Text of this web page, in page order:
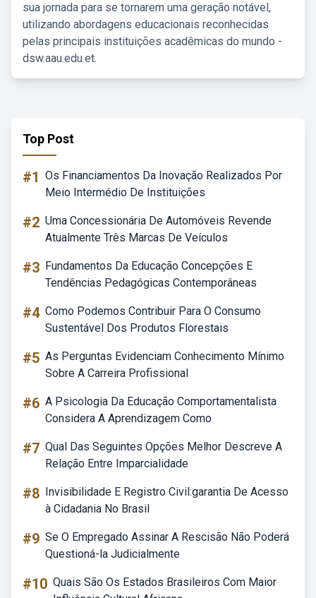
sua jornada para se tornarem uma geração notável,
utilizando abordagens educacionais reconhecidas
pelas principais instituições acadêmicas do mundo -
dsw.aau.edu.et.
Top Post
#1 Os Financiamentos Da Inovação Realizados Por
Meio Intermédio De Instituições
#2 Uma Concessionária De Automóveis Revende
Atualmente Três Marcas De Veículos
#3 Fundamentos Da Educação Concepções E
Tendências Pedagógicas Contemporâneas
#4 Como Podemos Contribuir Para O Consumo
Sustentável Dos Produtos Florestais
#5 As Perguntas Evidenciam Conhecimento Mínimo
Sobre A Carreira Profissional
#6 A Psicologia Da Educação Comportamentalista
Considera A Aprendizagem Como
#7 Qual Das Seguintes Opções Melhor Descreve A
Relação Entre Imparcialidade
#8 Invisibilidade E Registro Civil:garantia De Acesso
à Cidadania No Brasil
#9 Se O Empregado Assinar A Rescisão Não Poderá
Questioná-la Judicialmente
#10 Quais São Os Estados Brasileiros Com Maior